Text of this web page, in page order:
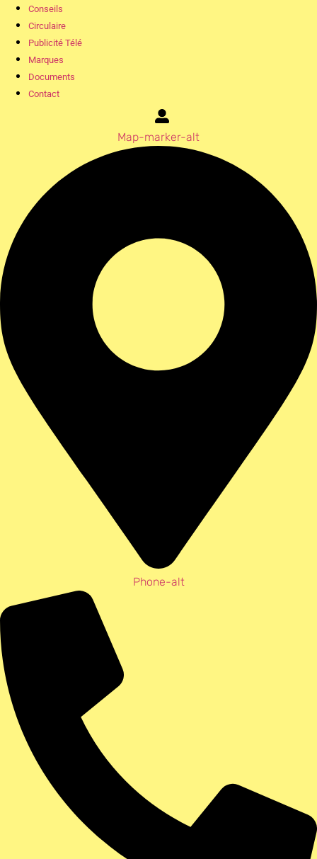
Conseils
Circulaire
Publicité Télé
Marques
Documents
Contact
Map-marker-alt
Phone-alt